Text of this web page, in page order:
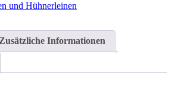
und Hühnerleinen
Informationen